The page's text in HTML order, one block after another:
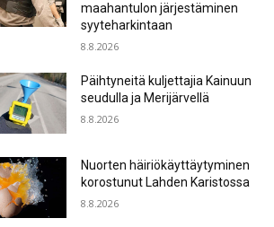
maahantulon järjestäminen
syyteharkintaan
8.8.2026
Päihtyneitä kuljettajia Kainuun
seudulla ja Merijärvellä
8.8.2026
Nuorten häiriökäyttäytyminen
korostunut Lahden Karistossa
8.8.2026